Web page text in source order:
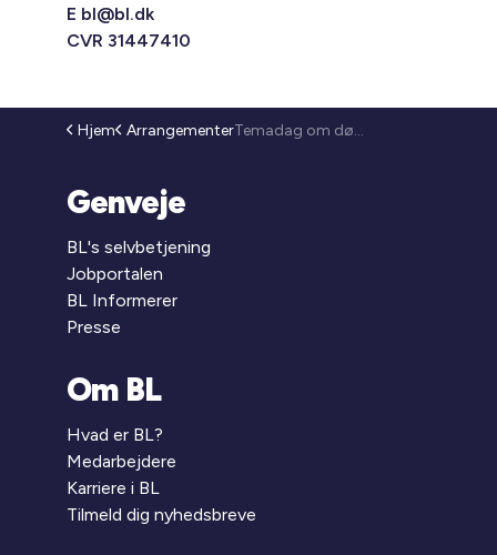
E bl@bl.dk
CVR 31447410
Hjem Arrangementer Temadag om dødsboer (26-166)
Genveje
BL's selvbetjening
Jobportalen
BL Informerer
Presse
Om BL
Hvad er BL?
Medarbejdere
Karriere i BL
Tilmeld dig nyhedsbreve